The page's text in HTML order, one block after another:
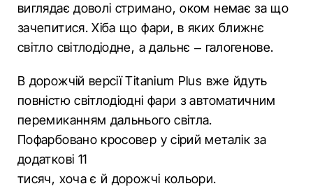
виглядає доволі стримано, оком немає за що
зачепитися. Хіба що фари, в яких ближнє
світло світлодіодне, а дальнє – галогенове.
В дорожчій версії Titanium Plus вже йдуть
повністю світлодіодні фари з автоматичним
перемиканням дальнього світла.
Пофарбовано кросовер у сірий металік за
додаткові 11
тисяч, хоча є й дорожчі кольори.